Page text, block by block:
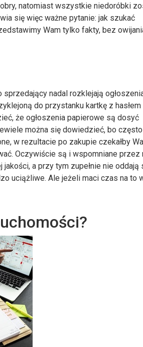
natomiast wszystkie niedoróbki
się więc ważne pytanie: jak szukać
Wam tylko fakty, bez
nadal rozklejają
do przystanku kartkę z hasłem
że ogłoszenia papierowe są dosyć
można się dowiedzieć, bo
w rezultacie po zakupie czekałby
Oczywiście są i wspomniane przez
a przy tym zupełnie nie oddają
uciążliwe. Ale jeżeli maci czas na to